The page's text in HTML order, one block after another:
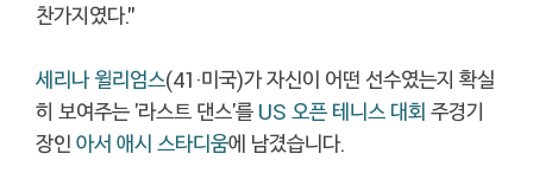
찬가지였다."
세리나 윌리엄스(41·미국)가 자신이 어떤 선수였는지 확실
히 보여주는 '라스트 댄스'를 US 오픈 테니스 대회 주경기
장인 아서 애시 스타디움에 남겼습니다.